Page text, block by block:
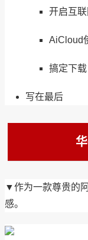
开启互
AiCloud
搞定下载
写在最后
▼作为一款尊贵的
感。